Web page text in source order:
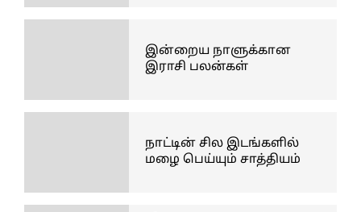
இன்றைய நாளுக்கான
இராசி பலன்கள்
நாட்டின் சில இடங்களில்
மழை பெய்யும் சாத்தியம்